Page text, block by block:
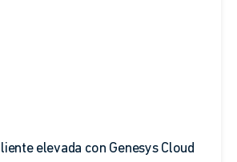
elevada con Genesys Cloud